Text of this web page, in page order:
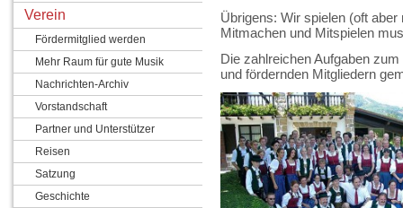
Verein
Fördermitglied werden
Mehr Raum für gute Musik
Nachrichten-Archiv
Vorstandschaft
Partner und Unterstützer
Reisen
Satzung
Geschichte
Übrigens: Wir spielen (oft
Mitmachen und Mitspielen
Die zahlreichen Aufgaben
und fördernden Mitgliedern